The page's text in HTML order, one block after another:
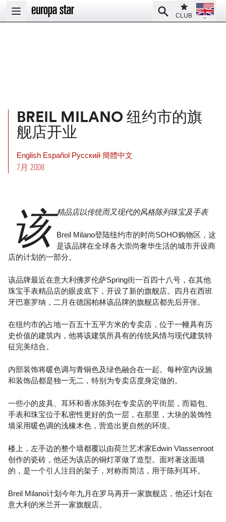
Open main menu
SearchClub
CLUB
Open
BREIL MILANO 纽约市的旗
舰店开业
English Español Pусский 簡體中文
7月 2008
该 精品店以传统而又现代的风格陈列珠宝及手表
Breil Milano登陆纽约市的时尚SOHO购物区，这
是该品牌在全球各大崇尚奢华生活的城市开设商
店的计划的一部分。
该品牌最近在意大利佛罗伦萨Spring街一百四十八号，在其他
珠宝手表精品店的眼皮底下，开设了新的旗舰店。四月在西班
牙巴塞罗纳，二月在德国柏林该品牌的旗舰店都先后开张。
在纽约市的占地一百五十五平方米的专卖店，位于一幢具有历
史价值的建筑内，他将该建筑所具有的传统风情与现代建筑特
征完美结合。
内部装饰将暖色调与青铜色及绿色融合在一起。每种室内设施
和装饰品都是独一无二，特别为专卖店度身定做的。
一些小的皮具、耳环和香水陈列在专卖店的平街层，而箱包、
手表和珠宝位于私密性更好的负一层，在那里，大块的装饰性
墙采用暖色调的浅橡木色，营造出更自然的环境。
楼上，左手边的整个墙都覆以由荷兰艺术家Edwin Vlassenroot
创作的瓷砖，他还为该店的铜灯罩做了造型。面对著这面墙
的，是一个引人注目的架子，对称而简洁，用于陈列耳环。
Breil Milano计划今年九月在罗马再开一家旗舰店，他还计划在
意大利的米兰开一家旗舰店。